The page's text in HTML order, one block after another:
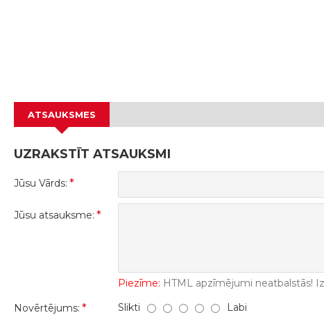
ATSAUKSMES
UZRAKSTĪT ATSAUKSMI
Jūsu Vārds:
Jūsu atsauksme:
Piezīme: HTML apzīmējumi neatbalstās!
Novērtējums:
Slikti Labi